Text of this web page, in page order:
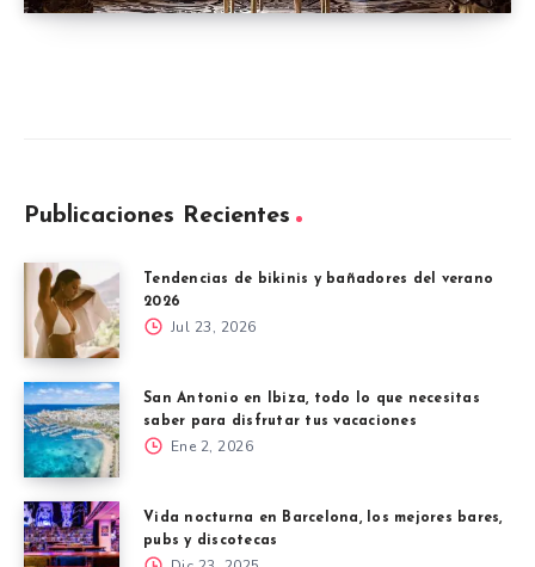
Publicaciones Recientes
Tendencias de bikinis y bañadores del verano
2026
Jul 23, 2026
San Antonio en Ibiza, todo lo que necesitas
saber para disfrutar tus vacaciones
Ene 2, 2026
Vida nocturna en Barcelona, los mejores bares,
pubs y discotecas